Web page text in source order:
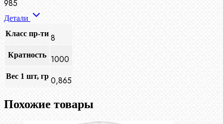
985
Детали
Класс пр-ти 8
Кратность 1000
Вес 1 шт, гр 0,865
Похожие товары